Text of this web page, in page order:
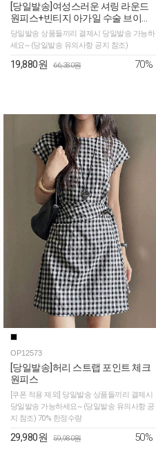
[당일발송]여성스러운 셔링 라운드
원피스+빈티지 아가일 수술 브이넥
베스트
당일발송 상품들끼리 결제시 당일발송 가능하
세요~ (당일발송 유의사항 공지 참조)
19,880원 66,380원 70%
OP12573
[당일발송]허리 스트랩 포인트 체크
원피스
[쿠폰 적용 제외] 당일발송 상품들끼리 결제시
당일발송 가능하세요~ (당일발송 유의사항 공
지 참조) 70% 한정수량
29,980원 59,980원 50%